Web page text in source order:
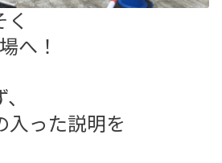
へ！
入った説明を